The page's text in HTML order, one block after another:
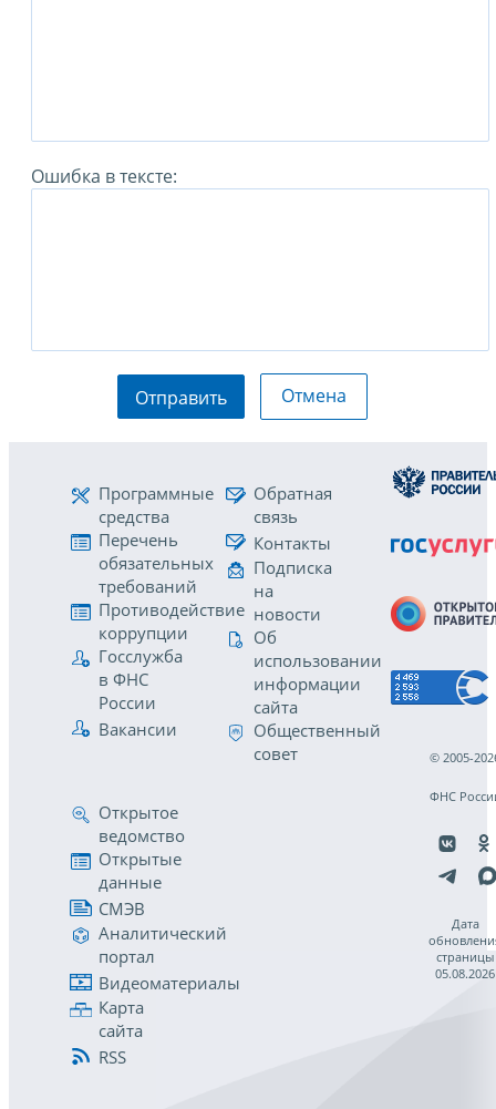
Ошибка в тексте:
Отправить Отмена
Программные
средства
Перечень
обязательных
требований
Противодействие
коррупции
Госслужба
в ФНС
России
Вакансии
Обратная
связь
Контакты
Подписка
на
новости
Об
использовании
информации
сайта
Общественный
совет
Открытое
ведомство
Открытые
данные
СМЭВ
Аналитический
портал
Видеоматериалы
Карта
сайта
RSS
© 2005-
ФНС
Дата
страницы
05.08.2026